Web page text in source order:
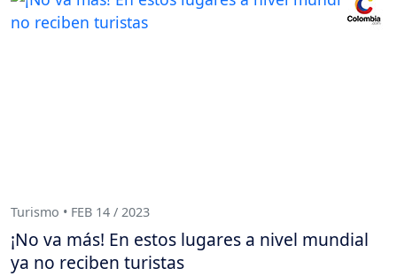
Turismo • FEB 14 / 2023
¡No va más! En estos lugares a nivel mundial
ya no reciben turistas